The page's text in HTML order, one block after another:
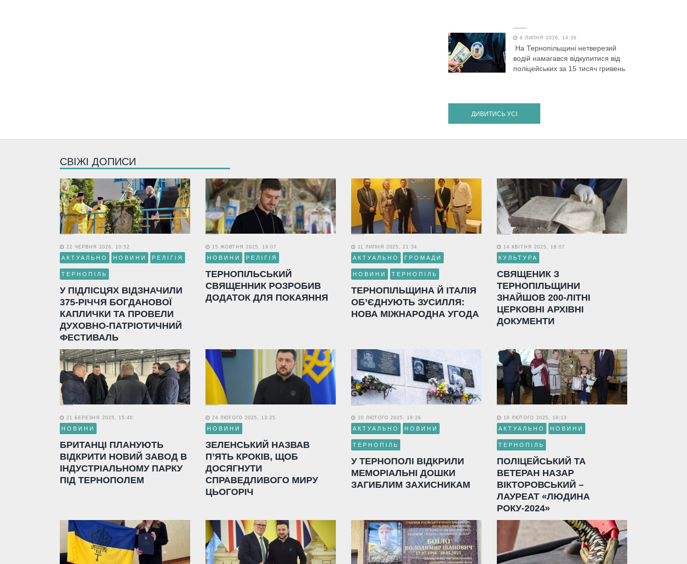
6 ЛИПНЯ 2026, 14:36
На Тернопільщині нетверезий
водій намагався відкупитися від
поліцейських за 15 тисяч гривень
ДИВИТИСЬ УСІ
СВІЖІ ДОПИСИ
22 ЧЕРВНЯ 2026, 10:52
АКТУАЛЬНО НОВИНИ РЕЛІГІЯ
ТЕРНОПІЛЬ
У ПІДЛІСЦЯХ ВІДЗНАЧИЛИ
375-РІЧЧЯ БОГДАНОВОЇ
КАПЛИЧКИ ТА ПРОВЕЛИ
ДУХОВНО-ПАТРІОТИЧНИЙ
ФЕСТИВАЛЬ
15 ЖОВТНЯ 2025, 19:07
НОВИНИ РЕЛІГІЯ
ТЕРНОПІЛЬСЬКИЙ
СВЯЩЕННИК РОЗРОБИВ
ДОДАТОК ДЛЯ ПОКАЯННЯ
11 ЛИПНЯ 2025, 21:34
АКТУАЛЬНО ГРОМАДИ
НОВИНИ ТЕРНОПІЛЬ
ТЕРНОПІЛЬЩИНА Й ІТАЛІЯ
ОБ’ЄДНУЮТЬ ЗУСИЛЛЯ:
НОВА МІЖНАРОДНА УГОДА
14 КВІТНЯ 2025, 18:07
КУЛЬТУРА
СВЯЩЕНИК З
ТЕРНОПІЛЬЩИНИ
ЗНАЙШОВ 200-ЛІТНІ
ЦЕРКОВНІ АРХІВНІ
ДОКУМЕНТИ
21 БЕРЕЗНЯ 2025, 15:40
НОВИНИ
БРИТАНЦІ ПЛАНУЮТЬ
ВІДКРИТИ НОВИЙ ЗАВОД В
ІНДУСТРІАЛЬНОМУ ПАРКУ
ПІД ТЕРНОПОЛЕМ
24 ЛЮТОГО 2025, 13:25
НОВИНИ
ЗЕЛЕНСЬКИЙ НАЗВАВ
П’ЯТЬ КРОКІВ, ЩОБ
ДОСЯГНУТИ
СПРАВЕДЛИВОГО МИРУ
ЦЬОГОРІЧ
20 ЛЮТОГО 2025, 18:26
АКТУАЛЬНО НОВИНИ
ТЕРНОПІЛЬ
У ТЕРНОПОЛІ ВІДКРИЛИ
МЕМОРІАЛЬНІ ДОШКИ
ЗАГИБЛИМ ЗАХИСНИКАМ
18 ЛЮТОГО 2025, 16:13
АКТУАЛЬНО НОВИНИ
ТЕРНОПІЛЬ
ПОЛІЦЕЙСЬКИЙ ТА
ВЕТЕРАН НАЗАР
ВІКТОРОВСЬКИЙ –
ЛАУРЕАТ «ЛЮДИНА
РОКУ-2024»